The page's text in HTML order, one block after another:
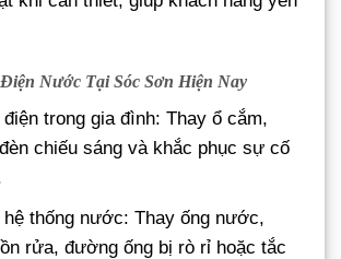
Nước Tại Sóc Sơn Hiện Nay
trong gia đình: Thay ổ cắm,
chiếu sáng và khắc phục sự cố
thống nước: Thay ống nước,
rửa, đường ống bị rò rỉ hoặc tắc